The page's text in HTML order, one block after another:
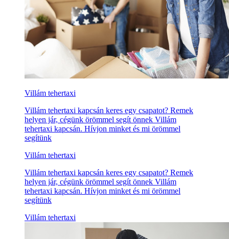
Villám tehertaxi
Villám tehertaxi kapcsán keres egy csapatot? Remek
helyen jár, cégünk örömmel segít önnek Villám
tehertaxi kapcsán. Hívjon minket és mi örömmel
segítünk
Villám tehertaxi
Villám tehertaxi kapcsán keres egy csapatot? Remek
helyen jár, cégünk örömmel segít önnek Villám
tehertaxi kapcsán. Hívjon minket és mi örömmel
segítünk
Villám tehertaxi